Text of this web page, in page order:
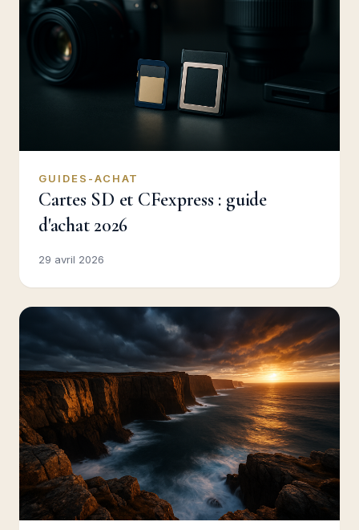
GUIDES-ACHAT
Cartes SD et CFexpress : guide
d'achat 2026
29 avril 2026